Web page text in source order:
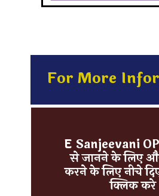
For More
E Sanjeevani
से जानने के लिए
करने के लिए नीचे
क्लिक करे